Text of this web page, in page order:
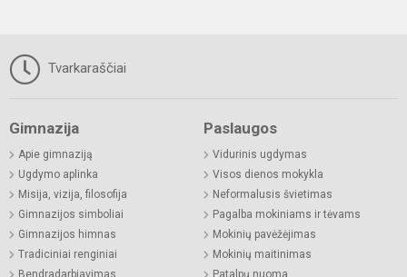
Tvarkaraščiai
Gimnazija
Apie gimnaziją
Ugdymo aplinka
Misija, vizija, filosofija
Gimnazijos simboliai
Gimnazijos himnas
Tradiciniai renginiai
Bendradarbiavimas
Paslaugos
Vidurinis ugdymas
Visos dienos mokykla
Neformalusis švietimas
Pagalba mokiniams ir tėvams
Mokinių pavėžėjimas
Mokinių maitinimas
Patalpų nuoma